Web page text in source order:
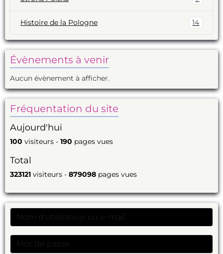
Histoire de la Pologne 14
Évènements à venir
Aucun évènement à afficher.
Fréquentation du site
Aujourd'hui
100 visiteurs - 190 pages vues
Total
323121 visiteurs - 879098 pages vues